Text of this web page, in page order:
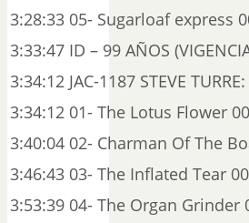
3:28:33 05- Sugarloaf express
3:33:47 ID – 99 AÑOS
3:34:12 JAC-1187 STEVE
3:34:12 01- The Lotus Flower
3:40:04 02- Charman Of The
3:46:43 03- The Inflated Tear
3:53:39 04- The Organ Grinder